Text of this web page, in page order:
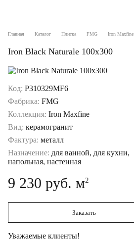
Главная Каталог Плитка FMG Iron Maxfine
Iron Black Naturale 100x300
Код: P310329MF6
Фабрика: FMG
Коллекция: Iron Maxfine
Вид: керамогранит
Фактура: металл
Назначение: для ванной, для кухни,
напольная, настенная
9 230 руб. м2
Заказать
Уважаемые клиенты!